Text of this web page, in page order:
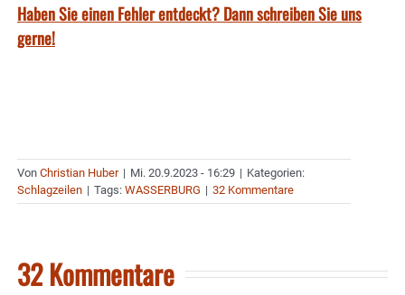
Haben Sie einen Fehler entdeckt? Dann schreiben Sie uns
gerne!
Von Christian Huber | Mi. 20.9.2023 - 16:29 | Kategorien:
Schlagzeilen | Tags: WASSERBURG | 32 Kommentare
32 Kommentare